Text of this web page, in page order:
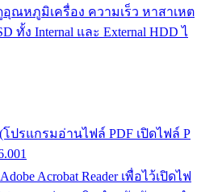
อุณหภูมิเครื่อง ความเร็ว หาสาเหต
ทั้ง Internal และ External HDD ไ
(โปรแกรมอ่านไฟล์ PDF เปิดไฟล์ P
Acrobat Reader เพื่อไว้เปิดไฟ